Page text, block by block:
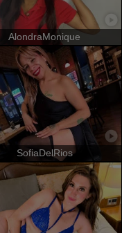
AlondraMonique
SofiaDelRios